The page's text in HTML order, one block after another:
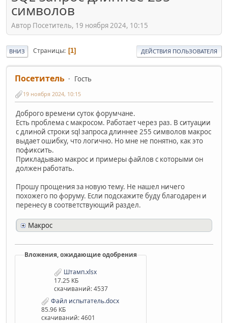
символов
Автор Посетитель, 19 ноября 2024, 10:15
ВНИЗ Страницы 1 ДЕЙСТВИЯ ПОЛЬЗОВАТЕЛЯ
Посетитель Гость
19 ноября 2024, 10:15
Доброго времени суток форумчане.
Есть проблема с макросом. Работает через раз. В ситуации
с длиной строки sql запроса длиннее 255 символов макрос
выдает ошибку, что логично. Но мне не понятно, как это
пофиксить.
Прикладываю макрос и примеры файлов с которыми он
должен работать.
Прошу прощения за новую тему. Не нашел ничего
похожего по форуму. Если подскажите буду благодарен и
перенесу в соответствующий раздел.
Макрос
Вложения, ожидающие одобрения
Штамп.xlsx
17.25 КБ
скачиваний: 4537
Файл испытатель.docx
85.96 КБ
скачиваний: 4601